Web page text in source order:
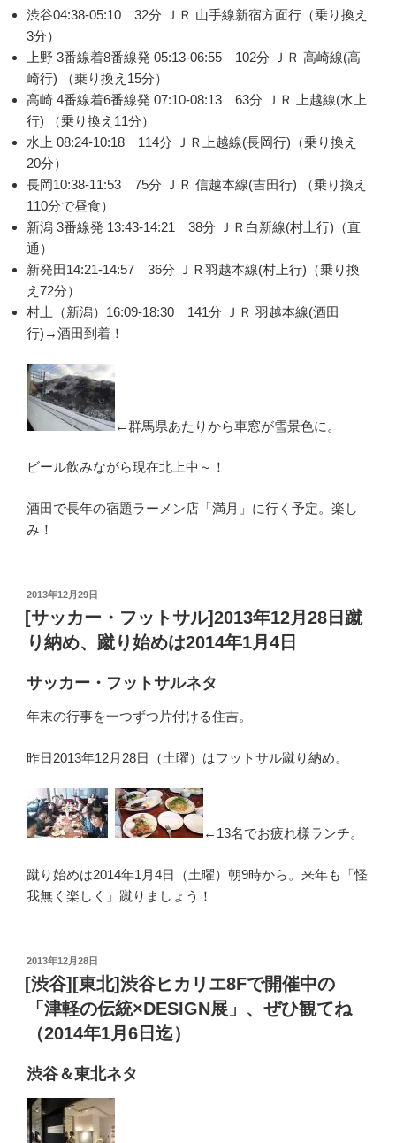
渋谷04:38-05:10 32分 ＪＲ 山手線新宿方面行（乗り換え
3分）
上野 3番線着8番線発 05:13-06:55 102分 ＪＲ 高崎線(高
崎行) （乗り換え15分）
高崎 4番線着6番線発 07:10-08:13 63分 ＪＲ 上越線(水上
行) （乗り換え11分）
水上 08:24-10:18 114分 ＪＲ上越線(長岡行)（乗り換え
20分）
長岡10:38-11:53 75分 ＪＲ 信越本線(吉田行) （乗り換え
110分で昼食）
新潟 3番線発 13:43-14:21 38分 ＪＲ白新線(村上行)（直
通）
新発田14:21-14:57 36分 ＪＲ羽越本線(村上行)（乗り換
え72分）
村上（新潟）16:09-18:30 141分 ＪＲ 羽越本線(酒田
行)→酒田到着！
←群馬県あたりから車窓が雪景色に。
ビール飲みながら現在北上中～！
酒田で長年の宿題ラーメン店「満月」に行く予定。楽し
み！
投
稿
日:
2013年12月29日
[サッカー・フットサル]2013年12月28日蹴
り納め、蹴り始めは2014年1月4日
サッカー・フットサルネタ
年末の行事を一つずつ片付ける住吉。
昨日2013年12月28日（土曜）はフットサル蹴り納め。
←13名でお疲れ様ランチ。
蹴り始めは2014年1月4日（土曜）朝9時から。来年も「怪
我無く楽しく」蹴りましょう！
投
稿
日:
2013年12月28日
[渋谷][東北]渋谷ヒカリエ8Fで開催中の
「津軽の伝統×DESIGN展」、ぜひ観てね
（2014年1月6日迄）
渋谷＆東北ネタ